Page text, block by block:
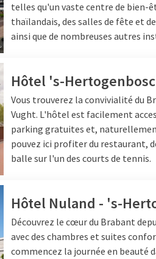
telles qu'un vaste centre de bien-
thaïlandais, des salles de fête et
ainsi que de nombreuses autres
Hôtel 's-
Vous trouverez la convivialité du
Vught. L'hôtel est facilement
parking gratuites et,
pouvez ici profiter du restaurant,
balle sur l'un des courts de tennis.
Hôtel Nuland - 's-
Découvrez le cœur du Brabant
avec des chambres et suites
commencez la journée en beauté